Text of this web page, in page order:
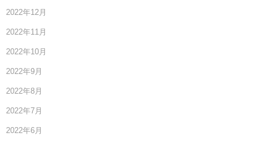
2022年12月
2022年11月
2022年10月
2022年9月
2022年8月
2022年7月
2022年6月